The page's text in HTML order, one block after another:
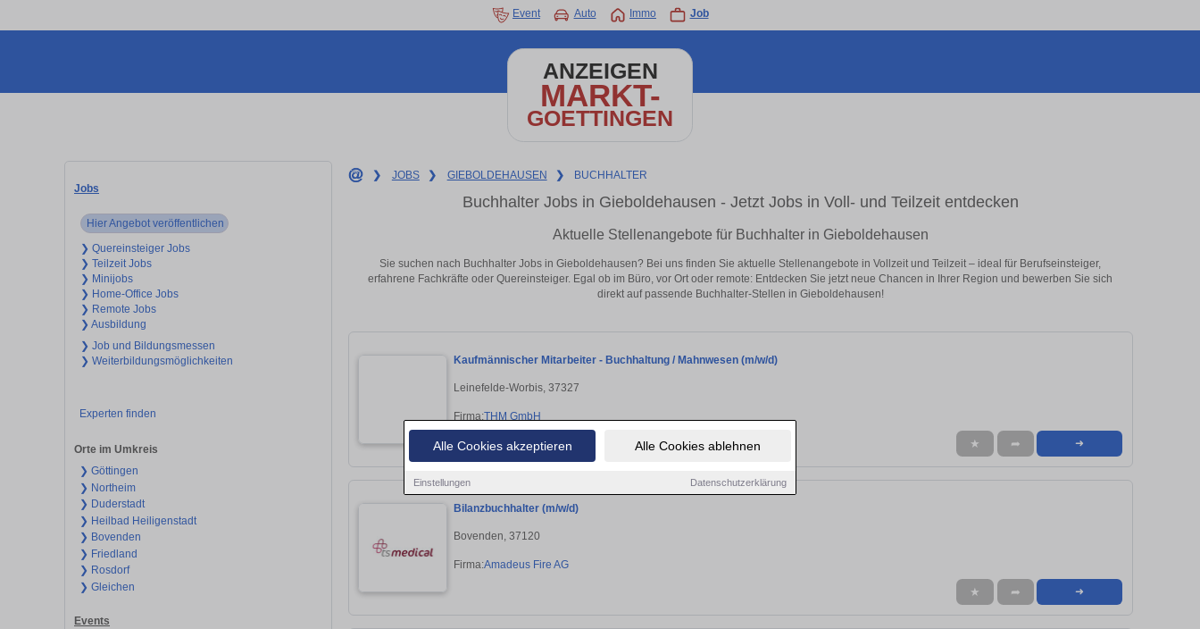
Alle Cookies akzeptieren Alle Cookies ablehnen
Einstellungen Datenschutzerklärung
Event Auto Immo Job
ANZEIGEN
MARKT-
GOETTINGEN
Jobs
Hier Angebot veröffentlichen
❯ Quereinsteiger Jobs
❯ Teilzeit Jobs
❯ Minijobs
❯ Home-Office Jobs
❯ Remote Jobs
❯ Ausbildung
❯ Job und Bildungsmessen
❯ Weiterbildungsmöglichkeiten
Experten finden
Orte im Umkreis
❯ Göttingen
❯ Northeim
❯ Duderstadt
❯ Heilbad Heiligenstadt
❯ Bovenden
❯ Friedland
❯ Rosdorf
❯ Gleichen
Events
❯ JOBS ❯ GIEBOLDEHAUSEN ❯ BUCHHALTER
Buchhalter Jobs in Gieboldehausen - Jetzt Jobs in Voll- und Teilzeit entdecken
Aktuelle Stellenangebote für Buchhalter in Gieboldehausen
Sie suchen nach Buchhalter Jobs in Gieboldehausen? Bei uns finden Sie aktuelle Stellenangebote in Vollzeit und Teilzeit – ideal für Berufseinsteiger,
erfahrene Fachkräfte oder Quereinsteiger. Egal ob im Büro, vor Ort oder remote: Entdecken Sie jetzt neue Chancen in Ihrer Region und bewerben Sie sich
direkt auf passende Buchhalter-Stellen in Gieboldehausen!
Kaufmännischer Mitarbeiter - Buchhaltung / Mahnwesen (m/w/d)
Leinefelde-Worbis, 37327
Firma:THM GmbH
★ ➦ ➜
Bilanzbuchhalter (m/w/d)
Bovenden, 37120
Firma:Amadeus Fire AG
★ ➦ ➜